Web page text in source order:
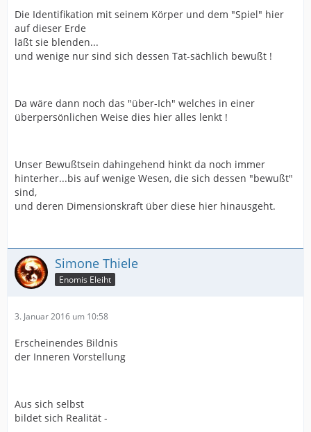
Die Identifikation mit seinem Körper und dem "Spiel" hier
auf dieser Erde
läßt sie blenden...
und wenige nur sind sich dessen Tat-sächlich bewußt !
Da wäre dann noch das "über-Ich" welches in einer
überpersönlichen Weise dies hier alles lenkt !
Unser Bewußtsein dahingehend hinkt da noch immer
hinterher...bis auf wenige Wesen, die sich dessen "bewußt"
sind,
und deren Dimensionskraft über diese hier hinausgeht.
Simone Thiele
Enomis Eleiht
3. Januar 2016 um 10:58
Erscheinendes Bildnis
der Inneren Vorstellung
Aus sich selbst
bildet sich Realität -